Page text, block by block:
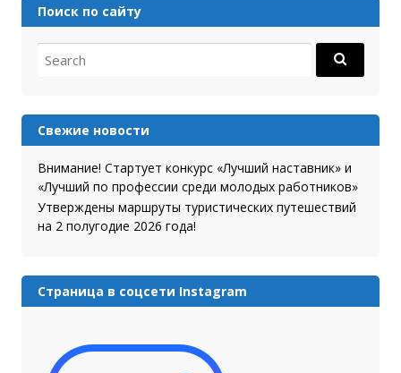
Поиск по сайту
Search for:
Свежие новости
Внимание! Стартует конкурс «Лучший наставник» и
«Лучший по профессии среди молодых работников»
Утверждены маршруты туристических путешествий
на 2 полугодие 2026 года!
Страница в соцсети Instagram